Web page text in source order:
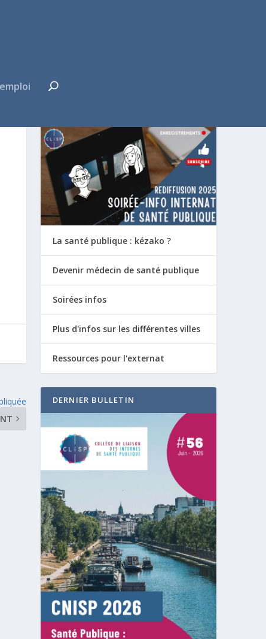
La santé publique : kézako ?
Devenir médecin de santé publique
Soirées infos
Plus d'infos sur les différentes villes
Ressources pour l'externat
DERNIER BULLETIN